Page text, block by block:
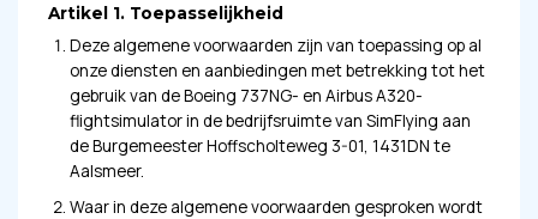
Artikel 1. Toepasselijkheid
Deze algemene voorwaarden zijn van toepassing op al
onze diensten en aanbiedingen met betrekking tot het
gebruik van de Boeing 737NG- en Airbus A320-
flightsimulator in de bedrijfsruimte van SimFlying aan
de Burgemeester Hoffscholteweg 3-01, 1431DN te
Aalsmeer.
Waar in deze algemene voorwaarden gesproken wordt